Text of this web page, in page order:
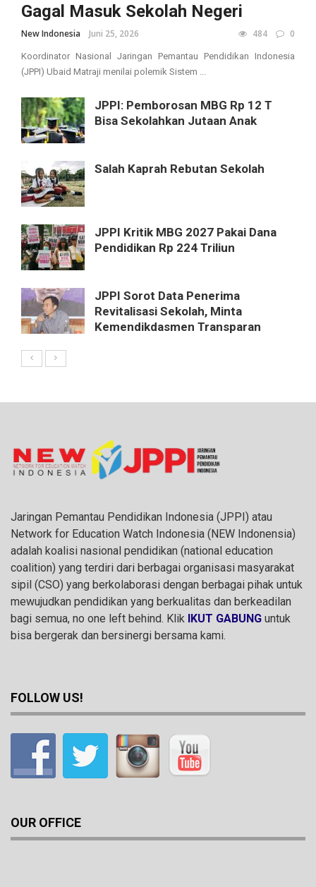
Gagal Masuk Sekolah Negeri
New Indonesia Juni 25, 2026 484 0
Koordinator Nasional Jaringan Pemantau Pendidikan Indonesia
(JPPI) Ubaid Matraji menilai polemik Sistem ...
JPPI: Pemborosan MBG Rp 12 T
Bisa Sekolahkan Jutaan Anak
Salah Kaprah Rebutan Sekolah
JPPI Kritik MBG 2027 Pakai Dana
Pendidikan Rp 224 Triliun
JPPI Sorot Data Penerima
Revitalisasi Sekolah, Minta
Kemendikdasmen Transparan
Jaringan Pemantau Pendidikan Indonesia (JPPI) atau
Network for Education Watch Indonesia (NEW Indonensia)
adalah koalisi nasional pendidikan (national education
coalition) yang terdiri dari berbagai organisasi masyarakat
sipil (CSO) yang berkolaborasi dengan berbagai pihak untuk
mewujudkan pendidikan yang berkualitas dan berkeadilan
bagi semua, no one left behind. Klik IKUT GABUNG untuk
bisa bergerak dan bersinergi bersama kami.
FOLLOW US!
OUR OFFICE